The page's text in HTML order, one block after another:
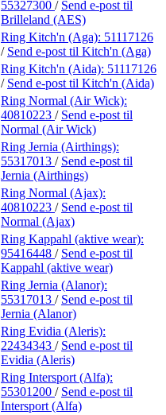
55327300 / Send e-post til
Brilleland (AES)
Ring Kitch'n (Aga): 51117126
/ Send e-post til Kitch'n (Aga)
Ring Kitch'n (Aida): 51117126
/ Send e-post til Kitch'n (Aida)
Ring Normal (Air Wick):
40810223 / Send e-post til
Normal (Air Wick)
Ring Jernia (Airthings):
55317013 / Send e-post til
Jernia (Airthings)
Ring Normal (Ajax):
40810223 / Send e-post til
Normal (Ajax)
Ring Kappahl (aktive wear):
95416448 / Send e-post til
Kappahl (aktive wear)
Ring Jernia (Alanor):
55317013 / Send e-post til
Jernia (Alanor)
Ring Evidia (Aleris):
22434343 / Send e-post til
Evidia (Aleris)
Ring Intersport (Alfa):
55301200 / Send e-post til
Intersport (Alfa)